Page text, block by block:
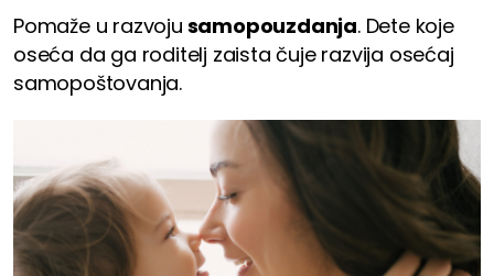
Pomaže u razvoju samopouzdanja. Dete koje
oseća da ga roditelj zaista čuje razvija osećaj
samopoštovanja.